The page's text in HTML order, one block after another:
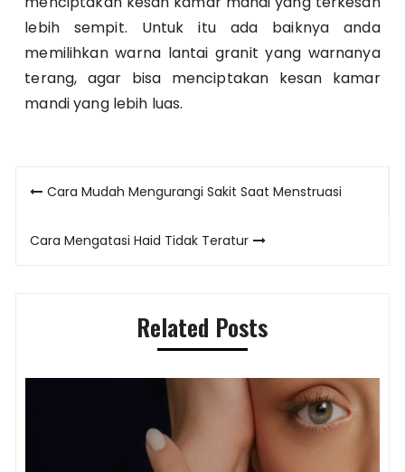
lebih sempit. Untuk itu ada baiknya anda
memilihkan warna lantai granit yang warnanya
terang, agar bisa menciptakan kesan kamar
mandi yang lebih luas.
PostCara Mudah Mengurangi Sakit Saat Menstruasi
Cara Mengatasi Haid Tidak Teratur
Related Posts